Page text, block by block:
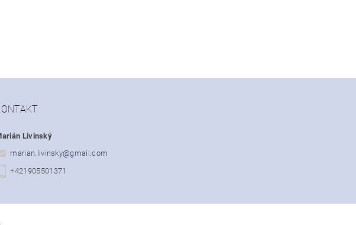
Livinský
marian.livinsky@gmail.com
+421905501371